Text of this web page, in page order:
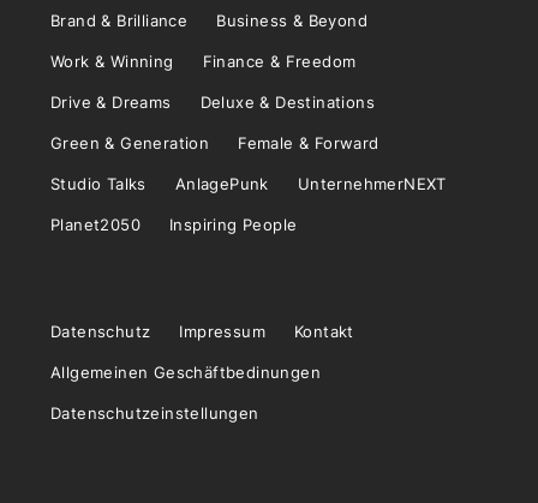
Brand & Brilliance Business & Beyond
Work & Winning Finance & Freedom
Drive & Dreams Deluxe & Destinations
Green & Generation Female & Forward
Studio Talks AnlagePunk UnternehmerNEXT
Planet2050 Inspiring People
Datenschutz Impressum Kontakt
Allgemeinen Geschäftbedinungen
Datenschutzeinstellungen